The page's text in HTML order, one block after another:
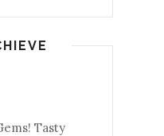
Tasty